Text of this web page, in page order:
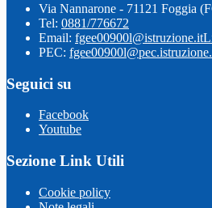
Via Nannarone - 71121 Foggia
Tel: 0881/776672
Email: fgee00900l@istruzione.it
PEC:
Seguici su
Facebook
Youtube
Sezione Link Utili
Cookie policy